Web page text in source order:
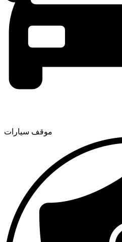
موقف سيارات